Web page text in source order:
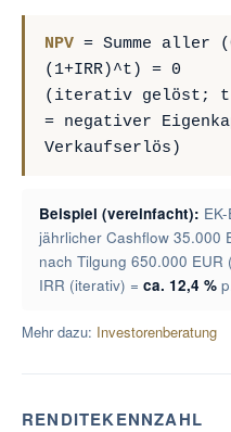
NPV = Summe aller
(1+IRR)^t) = 0
(iterativ gelöst; t
= negativer
Verkaufserlös)
Beispiel (vereinfacht):
jährlicher Cashflow 35.000
nach Tilgung 650.000 EUR
IRR (iterativ) = ca. 12,4 %
Mehr dazu: Investorenberatung
RENDITEKENNZAHL